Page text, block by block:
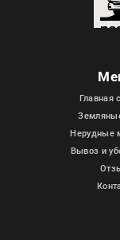
КОНТАКТЫ
Главная
Нерудные
Вывоз и